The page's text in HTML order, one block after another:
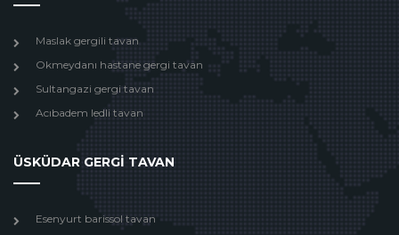
Maslak gergili tavan
Okmeydanı hastane gergi tavan
Sultangazi gergi tavan
Acıbadem ledli tavan
ÜSKÜDAR GERGİ TAVAN
Esenyurt barissol tavan